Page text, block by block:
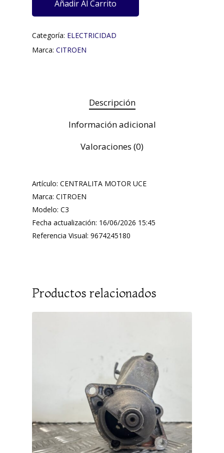
Añadir Al Carrito
Categoría: ELECTRICIDAD
Marca: CITROEN
Descripción
Información adicional
Valoraciones (0)
Artículo: CENTRALITA MOTOR UCE
Marca: CITROEN
Modelo: C3
Fecha actualización: 16/06/2026 15:45
Referencia Visual: 9674245180
Productos relacionados